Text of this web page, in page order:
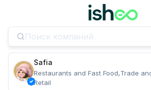
Safia
Restaurants and Fast Food,Trade
Retail